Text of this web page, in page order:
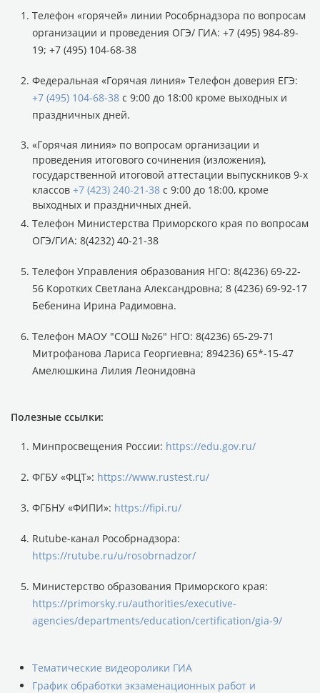
Телефон «горячей» линии Рособрнадзора по вопросам
организации и проведения ОГЭ/ ГИА: +7 (495) 984-89-
19; +7 (495) 104-68-38
Федеральная «Горячая линия» Телефон доверия ЕГЭ:
+7 (495) 104-68-38 с 9:00 до 18:00 кроме выходных и
праздничных дней.
«Горячая линия» по вопросам организации и
проведения итогового сочинения (изложения),
государственной итоговой аттестации выпускников 9-х
классов +7 (423) 240-21-38 с 9:00 до 18:00, кроме
выходных и праздничных дней.
Телефон Министерства Приморского края по вопросам
ОГЭ/ГИА: 8(4232) 40-21-38
Телефон Управления образования НГО: 8(4236) 69-22-
56 Коротких Светлана Александровна; 8 (4236) 69-92-17
Бебенина Ирина Радимовна.
Телефон МАОУ "СОШ №26" НГО: 8(4236) 65-29-71
Митрофанова Лариса Георгиевна; 894236) 65*-15-47
Амелюшкина Лилия Леонидовна
Полезные ссылки:
Минпросвещения России: https://edu.gov.ru/
ФГБУ «ФЦТ»: https://www.rustest.ru/
ФГБНУ «ФИПИ»: https://fipi.ru/
Rutube-канал Рособрнадзора:
https://rutube.ru/u/rosobrnadzor/
Министерство образования Приморского края:
https://primorsky.ru/authorities/executive-
agencies/departments/education/certification/gia-9/
Тематические видеоролики ГИА
График обработки экзаменационных работ и